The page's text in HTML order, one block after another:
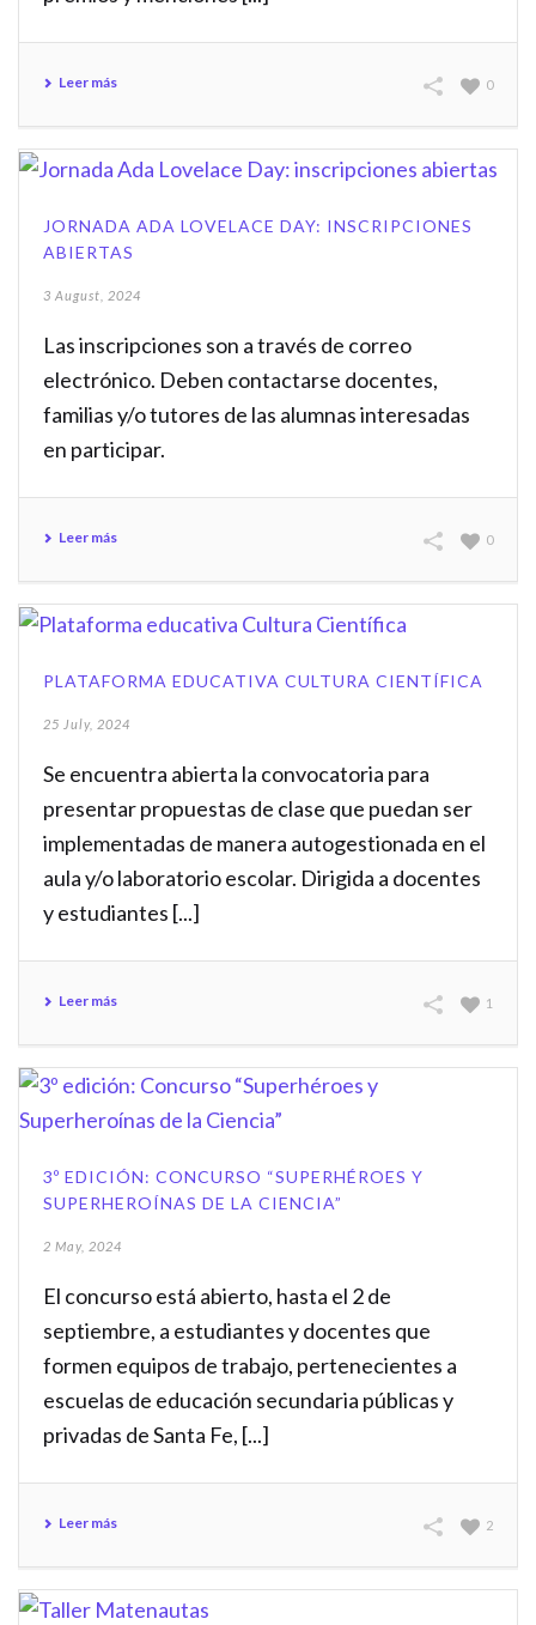
Leer más 0
JORNADA ADA LOVELACE DAY: INSCRIPCIONES
ABIERTAS
3 August, 2024
Las inscripciones son a través de correo
electrónico. Deben contactarse docentes,
familias y/o tutores de las alumnas interesadas
en participar.
Leer más 0
PLATAFORMA EDUCATIVA CULTURA CIENTÍFICA
25 July, 2024
Se encuentra abierta la convocatoria para
presentar propuestas de clase que puedan ser
implementadas de manera autogestionada en el
aula y/o laboratorio escolar. Dirigida a docentes
y estudiantes [...]
Leer más 1
3º EDICIÓN: CONCURSO “SUPERHÉROES Y
SUPERHEROÍNAS DE LA CIENCIA”
2 May, 2024
El concurso está abierto, hasta el 2 de
septiembre, a estudiantes y docentes que
formen equipos de trabajo, pertenecientes a
escuelas de educación secundaria públicas y
privadas de Santa Fe, [...]
Leer más 2